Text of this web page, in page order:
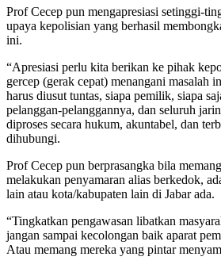
Prof Cecep pun mengapresiasi setinggi-
upaya kepolisian yang berhasil
ini.
“Apresiasi perlu kita berikan ke pihak
gercep (gerak cepat) menangani masalah
harus diusut tuntas, siapa pemilik, siapa
pelanggan-pelanggannya, dan seluruh
diproses secara hukum, akuntabel, dan
dihubungi.
Prof Cecep pun berprasangka bila
melakukan penyamaran alias berkedok,
lain atau kota/kabupaten lain di Jabar ada.
“Tingkatkan pengawasan libatkan
jangan sampai kecolongan baik aparat
Atau memang mereka yang pintar